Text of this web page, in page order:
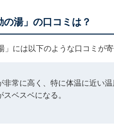
の湯」の口コミは？
」には以下のような口コミが寄
非常に高く、特に体温に近い
ベスベになる。